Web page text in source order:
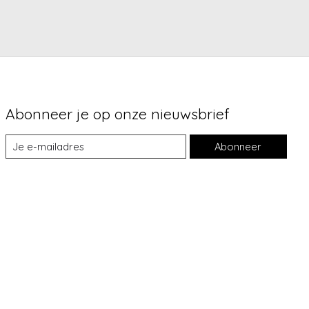
Abonneer je op onze nieuwsbrief
Abonneer